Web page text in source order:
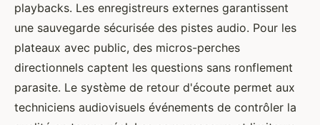
playbacks. Les enregistreurs externes garantissent
une sauvegarde sécurisée des pistes audio. Pour les
plateaux avec public, des micros-perches
directionnels captent les questions sans ronflement
parasite. Le système de retour d'écoute permet aux
techniciens audiovisuels événements de contrôler la